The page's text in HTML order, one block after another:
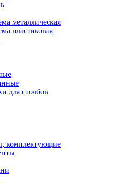
металлическая
пластиковая
для столбов
комплектующие